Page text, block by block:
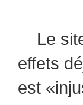
Le
effets
est